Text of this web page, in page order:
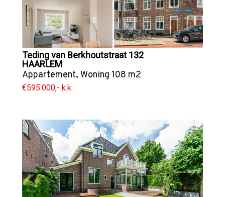
Teding van Berkhoutstraat 132
HAARLEM
Appartement, Woning 108 m2
€595.000,- k.k.